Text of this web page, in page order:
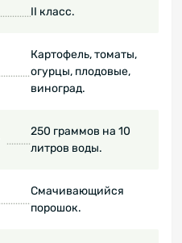
ІІ класс.
Картофель, томаты,
огурцы, плодовые,
виноград.
250 граммов на 10
литров воды.
Смачивающийся
порошок.